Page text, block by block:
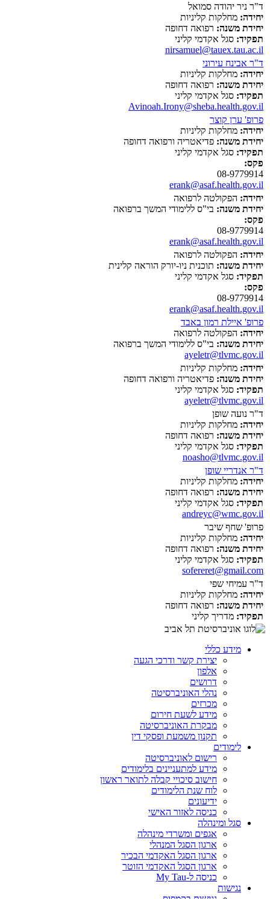
ד"ר ניר יהודה סמואל
יחידה: מחלקות קליניות
יחידת משנה: רפואה דחופה
תפקיד: סגל אקדמי קליני
nirsamuel@tauex.tau.ac.il
ד"ר אבינח עירוני
יחידה: מחלקות קליניות
יחידת משנה: רפואה דחופה
תפקיד: סגל אקדמי קליני
Avinoah.Irony@sheba.health.gov.il
פרופ' ערן קוצר
יחידה: מחלקות קליניות
יחידת משנה: פדיאטריה ורפואה דחופה
תפקיד: סגל אקדמי קליני
פקס:
08-9779914
erank@asaf.health.gov.il
יחידה: הפקולטה לרפואה
יחידת משנה: בי"ס ללימודי המשך ברפואה
פקס:
08-9779914
erank@asaf.health.gov.il
יחידה: הפקולטה לרפואה
יחידת משנה: תוכנית ניו-יורק הוראה קלינית
תפקיד: סגל אקדמי קליני
פקס:
08-9779914
erank@asaf.health.gov.il
פרופ' איילת רמון באבד
יחידה: הפקולטה לרפואה
יחידת משנה: בי"ס ללימודי המשך ברפואה
ayeletr@tlvmc.gov.il
יחידה: מחלקות קליניות
יחידת משנה: פדיאטריה ורפואה דחופה
תפקיד: סגל אקדמי קליני
ayeletr@tlvmc.gov.il
ד"ר נועה שופן
יחידה: מחלקות קליניות
יחידת משנה: רפואה דחופה
תפקיד: סגל אקדמי קליני
noasho@tlvmc.gov.il
ד"ר אנדריי שופן
יחידה: מחלקות קליניות
יחידת משנה: רפואה דחופה
תפקיד: סגל אקדמי קליני
andreyc@wmc.gov.il
פרופ' שחף שיבר
יחידה: מחלקות קליניות
יחידת משנה: רפואה דחופה
תפקיד: סגל אקדמי קליני
sofereret@gmail.com
ד"ר עמיחי שפי
יחידה: מחלקות קליניות
יחידת משנה: רפואה דחופה
תפקיד: מדריך קליני
מידע כללי
יצירת קשר ודרכי הגעה
אלפון
דרושים
נהלי האוניברסיטה
מכרזים
מידע לשעת חירום
מבקרת האוניברסיטה
תקנון משמעת ופסקי דין
לימודים
רישום לאוניברסיטה
מידע למתעניינים בלימודים
חישוב סיכויי קבלה לתואר ראשון
לוח שנת הלימודים
ידיעונים
כניסה לאזור האישי
סגל ומינהלה
אגפים ומשרדי מינהלה
ארגון הסגל המנהלי
ארגון הסגל האקדמי הבכיר
ארגון הסגל האקדמי הזוטר
כניסה ל-My Tau
נגישות